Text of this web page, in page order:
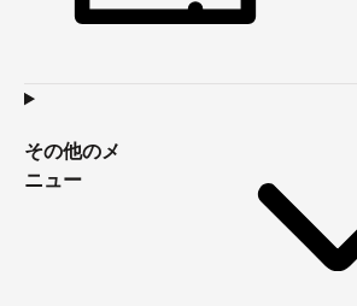
その他のメ
ニュー